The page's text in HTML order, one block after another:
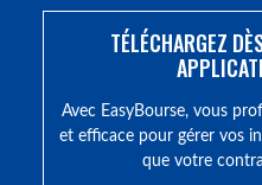
TÉLÉCHARGEZ
Avec EasyBourse, vous
et efficace pour gérer vos
que votre